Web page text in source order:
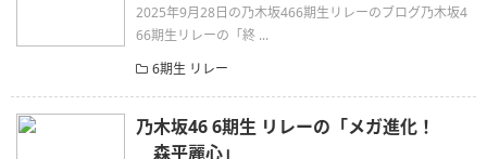
2025年9月28日の乃木坂466期生リレーのブログ乃木坂4
66期生リレーの「終 ...
6期生 リレー
乃木坂46 6期生 リレーの「メガ進化！
森平麗心」